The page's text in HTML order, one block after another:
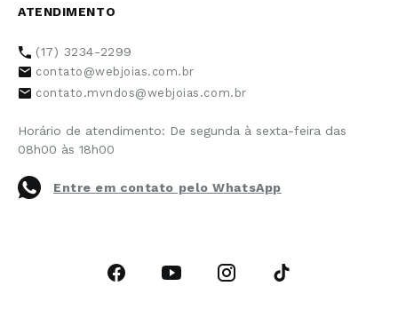
Conheça a linha MVNDOS
Cancelamento de Compra
Certificado de Garantia
Forma de Pagamento
Prazo de Entrega
ATENDIMENTO
(17) 3234-2299
contato@webjoias.com.br
contato.mvndos@webjoias.com.br
Horário de atendimento: De segunda à sexta-feira das
08h00 às 18h00
Entre em contato pelo WhatsApp